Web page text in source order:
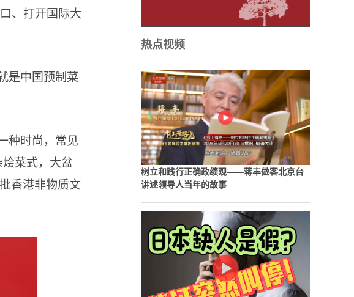
、打开国际大
是中国预制菜
种时尚，常见
烩菜式，大盆
香港非物质文
热点视频
树立和践行正确政绩观——蒋丰做客北京台
讲述领导人当年的故事